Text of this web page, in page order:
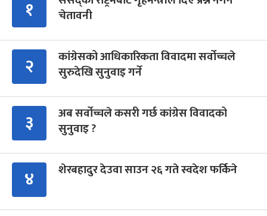
१
चेतावनी
२
कांग्रेसको आधिकारिकता विवादमा सर्वोच्चले
सुरुदेखि सुनुवाइ गर्ने
३
अब सर्वोच्चले कसरी गर्छ कांग्रेस विवादको
सुनुवाइ ?
४ शेरबहादुर देउवा साउन २६ गते स्वदेश फर्किने